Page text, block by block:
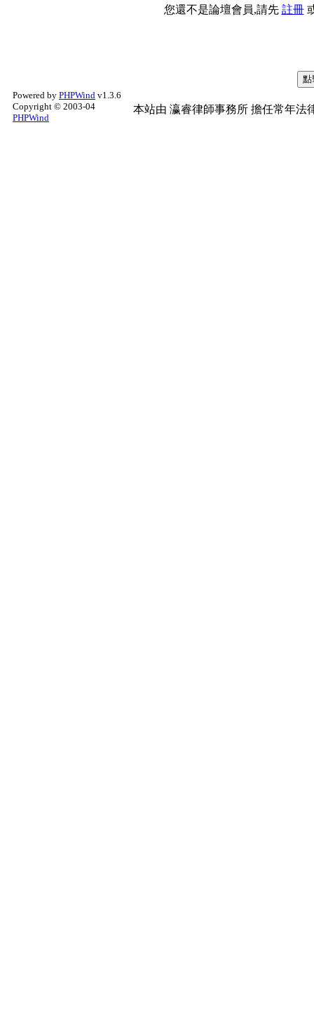
您還不是論壇會員,請先 註冊
Powered by PHPWind v1.3.6
Copyright © 2003-04
PHPWind
本站由 瀛睿律師事務所 擔任常年法